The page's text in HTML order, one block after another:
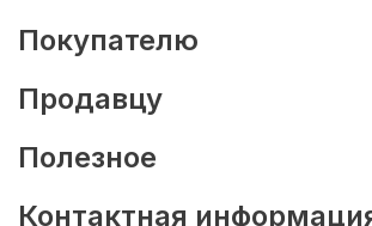
Покупателю
Продавцу
Полезное
Контактная